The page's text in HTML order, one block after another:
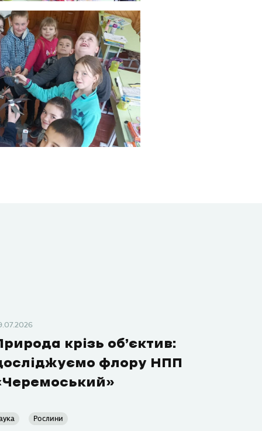
крізь об’єктив:
флору НПП
Рослини